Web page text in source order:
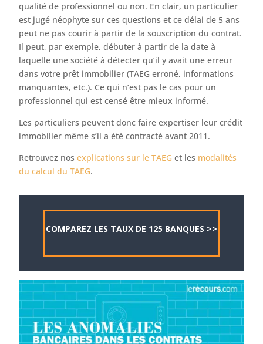
qualité de professionnel ou non. En clair, un particulier
est jugé néophyte sur ces questions et ce délai de 5 ans
peut ne pas courir à partir de la souscription du contrat.
Il peut, par exemple, débuter à partir de la date à
laquelle une société à détecter qu’il y avait une erreur
dans votre prêt immobilier (TAEG erroné, informations
manquantes, etc.). Ce qui n’est pas le cas pour un
professionnel qui est censé être mieux informé.
Les particuliers peuvent donc faire expertiser leur crédit
immobilier même s’il a été contracté avant 2011.
Retrouvez nosexplications sur le TAEG et les modalités
du calcul du TAEG.
COMPAREZ LES TAUX DE 125 BANQUES >>